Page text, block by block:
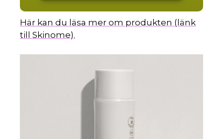
Här kan du läsa mer om produkten (länk
till Skinome).